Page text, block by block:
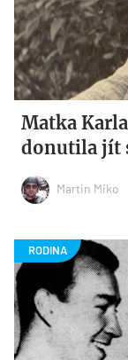
Matka
donutila jít
Martin Miko